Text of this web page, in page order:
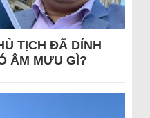
TỊCH ĐÃ DÍNH
ÂM MƯU GÌ?